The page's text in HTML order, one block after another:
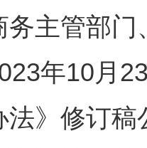
务主管部
年10月
法》修订